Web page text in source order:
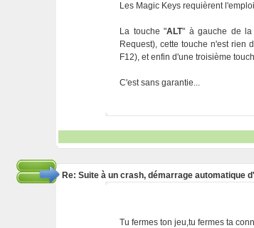
Les Magic Keys requièrent
La touche "ALT" à gauche de la
Request), cette touche n'est rien
F12), et enfin d'une troisième
C'est sans garantie...
Re: Suite à un crash, démarrage automatique
Tu fermes ton jeu,tu fermes ta